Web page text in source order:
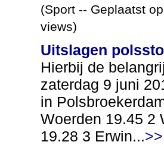
(Sport -- Geplaatst
views)
Uitslagen
Hierbij de
zaterdag 9 juni
in
Woerden 19.45 2
19.28 3 Erwin...